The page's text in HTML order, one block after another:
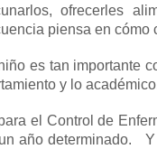
ofrecerles
piensa en
es tan importante
y lo
el Control de
año determinado.
Y